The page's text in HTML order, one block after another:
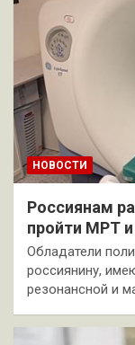
НОВОСТИ
Россиянам
пройти МРТ
Обладатели
россиянину,
резонансной и